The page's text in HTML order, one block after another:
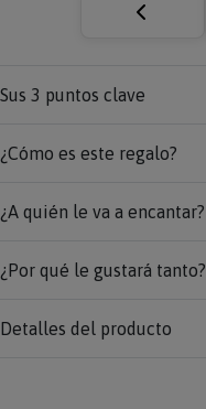
Sus 3 puntos clave
¿Cómo es este regalo?
¿A quién le va a encantar?
¿Por qué le gustará tanto?
Detalles del producto